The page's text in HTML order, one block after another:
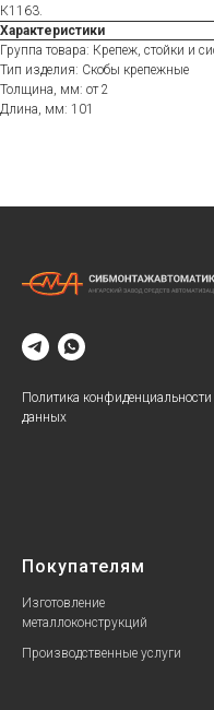
К1163.
Характеристики
Группа товара: Крепеж, стойки и
Тип изделия: Скобы крепежные
Толщина, мм: от 2
Длина, мм: 101
Политика конфиденциальности
данных
Покупателям
Изготовление
металлоконструкций
Производственные услуги